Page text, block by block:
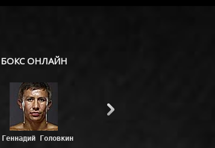
БОКС ОНЛАЙН